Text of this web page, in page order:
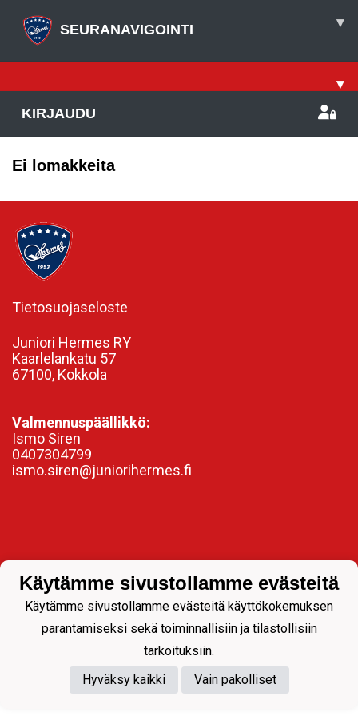
SEURANAVIGOINTI ▾
▾
KIRJAUDU
Ei lomakkeita
Tietosuojaseloste
Juniori Hermes RY
Kaarlelankatu 57
67100, Kokkola
Valmennuspäällikkö:
Ismo Siren
0407304799
ismo.siren@juniorihermes.fi
Powered by
Käytämme sivustollamme evästeitä
Käytämme sivustollamme evästeitä käyttökokemuksen
parantamiseksi sekä toiminnallisiin ja tilastollisiin
tarkoituksiin.
Hyväksy kaikki
Vain pakolliset